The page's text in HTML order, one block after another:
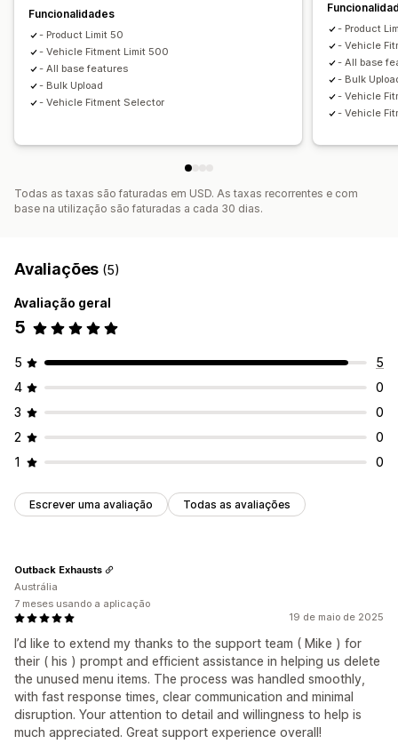
Funcionalidades
- Product Limit 50
- Vehicle Fitment Limit 500
- All base features
- Bulk Upload
- Vehicle Fitment Selector
- Product
- Vehicle
- All base
- Bulk
- Vehicle
- Vehicle
Todas as taxas são faturadas em USD. As taxas recorrentes e com
base na utilização são faturadas a cada 30 dias.
Avaliações (5)
Avaliação geral
5
5
5
4
0
3
0
2
0
1
0
Escrever uma avaliação Todas as avaliações
19 de maio de 2025
I’d like to extend my thanks to the support team ( Mike ) for
their ( his ) prompt and efficient assistance in helping us delete
the unused menu items. The process was handled smoothly,
with fast response times, clear communication and minimal
disruption. Your attention to detail and willingness to help is
much appreciated. Great support experience overall!
Outback Exhausts
Austrália
7 meses usando a aplicação